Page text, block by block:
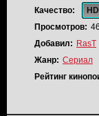
опасности
Качество:
HD
Просмотров:
Добавил: RasT
Жанр: Сериал
Рейтинг